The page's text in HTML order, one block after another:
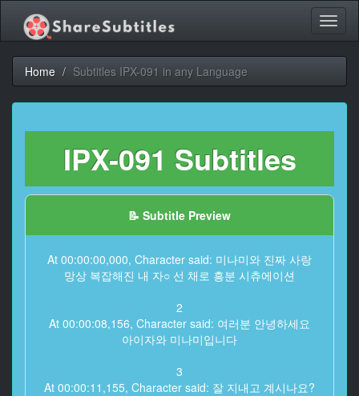
Home Subtitles IPX-091 in any Language
IPX-091 Subtitles
📝 Subtitle Preview
At 00:00:00,000, Character said: 미나미와 진짜 사랑
망상 복잡해진 내 자○ 선 채로 흥분 시츄에이션
2
At 00:00:08,156, Character said: 여러분 안녕하세요
아이자와 미나미입니다
3
At 00:00:11,155, Character said: 잘 지내고 계시나요?